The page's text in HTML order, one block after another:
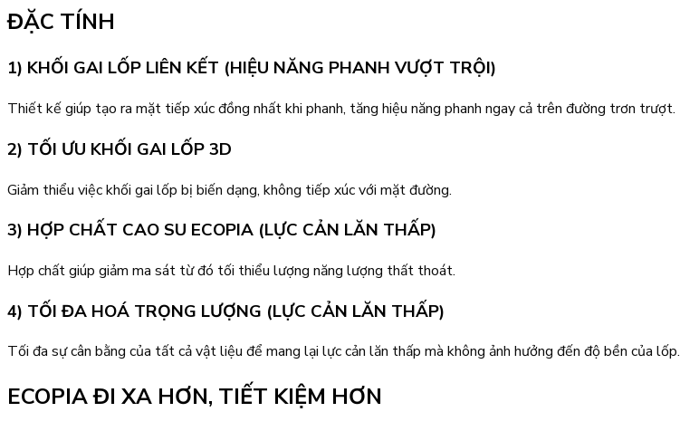
ĐẶC TÍNH
1) KHỐI GAI LỐP LIÊN KẾT (HIỆU NĂNG PHANH VƯỢT TRỘI)
Thiết kế giúp tạo ra mặt tiếp xúc đồng nhất khi phanh, tăng hiệu năng phanh ngay cả trên đường trơn trượt.
2) TỐI ƯU KHỐI GAI LỐP 3D
Giảm thiểu việc khối gai lốp bị biến dạng, không tiếp xúc với mặt đường.
3) HỢP CHẤT CAO SU ECOPIA (LỰC CẢN LĂN THẤP)
Hợp chất giúp giảm ma sát từ đó tối thiểu lượng năng lượng thất thoát.
4) TỐI ĐA HOÁ TRỌNG LƯỢNG (LỰC CẢN LĂN THẤP)
Tối đa sự cân bằng của tất cả vật liệu để mang lại lực cản lăn thấp mà không ảnh hưởng đến độ bền của lốp.
ECOPIA ĐI XA HƠN, TIẾT KIỆM HƠN